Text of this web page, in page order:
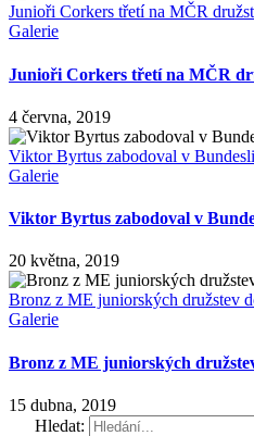
Junioři Corkers třetí na MČR
Galerie
Junioři Corkers třetí na MČR
4 června, 2019
Viktor Byrtus zabodoval v
Galerie
Viktor Byrtus zabodoval v
20 května, 2019
Bronz z ME juniorských družstev
Galerie
Bronz z ME juniorských
15 dubna, 2019
Hledat: